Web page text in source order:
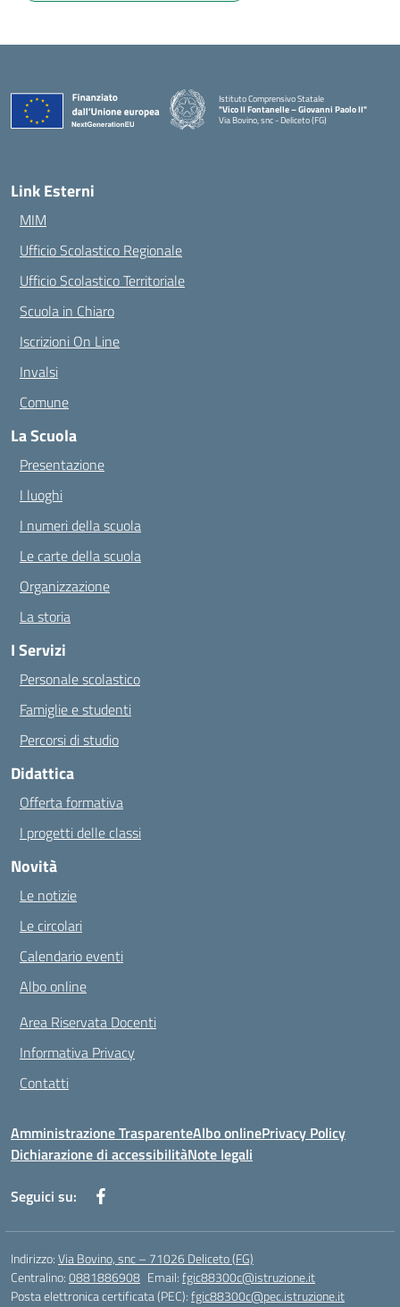
Istituto Comprensivo Statale
"Vico II Fontanelle – Giovanni Paolo II"
Via Bovino, snc - Deliceto (FG)
Link Esterni
MIM
Ufficio Scolastico Regionale
Ufficio Scolastico Territoriale
Scuola in Chiaro
Iscrizioni On Line
Invalsi
Comune
La Scuola
Presentazione
I luoghi
I numeri della scuola
Le carte della scuola
Organizzazione
La storia
I Servizi
Personale scolastico
Famiglie e studenti
Percorsi di studio
Didattica
Offerta formativa
I progetti delle classi
Novità
Le notizie
Le circolari
Calendario eventi
Albo online
Area Riservata Docenti
Informativa Privacy
Contatti
Amministrazione TrasparenteAlbo onlinePrivacy Policy
Dichiarazione di accessibilitàNote legali
Seguici su:
Indirizzo:Via Bovino, snc – 71026 Deliceto (FG)
Centralino:0881886908 Email:fgic88300c@istruzione.it
Posta elettronica certificata (PEC):fgic88300c@pec.istruzione.it